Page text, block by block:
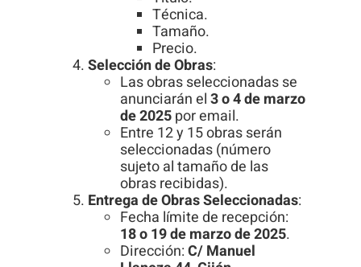
Técnica.
Tamaño.
Precio.
Selección de Obras:
Las obras seleccionadas se
anunciarán el3 o 4 de marzo
de 2025por email.
Entre 12 y 15 obras serán
seleccionadas (número
sujeto al tamaño de las
obras recibidas).
Entrega de Obras Seleccionadas:
Fecha límite de recepción:
18 o 19 de marzo de 2025.
Dirección:C/ Manuel